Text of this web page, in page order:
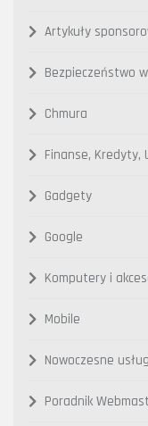
Artykuły
Bezpieczeństwo
Chmura
Finanse, Kredyty,
Gadgety
Google
Komputery i
Mobile
Nowoczesne
Poradnik